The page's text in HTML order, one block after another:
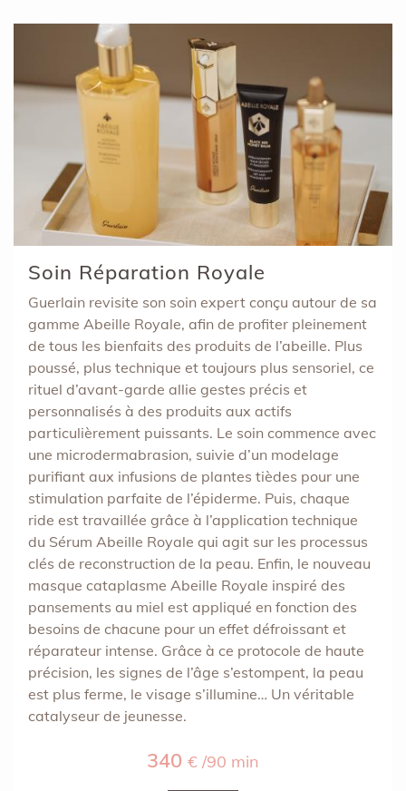
Soin Réparation Royale
Guerlain revisite son soin expert conçu autour de sa
gamme Abeille Royale, afin de profiter pleinement
de tous les bienfaits des produits de l’abeille. Plus
poussé, plus technique et toujours plus sensoriel, ce
rituel d’avant-garde allie gestes précis et
personnalisés à des produits aux actifs
particulièrement puissants. Le soin commence avec
une microdermabrasion, suivie d’un modelage
purifiant aux infusions de plantes tièdes pour une
stimulation parfaite de l’épiderme. Puis, chaque
ride est travaillée grâce à l’application technique
du Sérum Abeille Royale qui agit sur les processus
clés de reconstruction de la peau. Enfin, le nouveau
masque cataplasme Abeille Royale inspiré des
pansements au miel est appliqué en fonction des
besoins de chacune pour un effet défroissant et
réparateur intense. Grâce à ce protocole de haute
précision, les signes de l’âge s’estompent, la peau
est plus ferme, le visage s’illumine… Un véritable
catalyseur de jeunesse.
340 € /90 min